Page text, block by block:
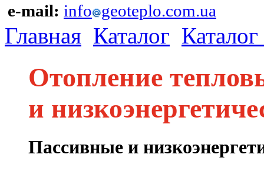
e-mail: info geoteplo.com.ua
Главная Каталог
Отопление
и
Пассивные и